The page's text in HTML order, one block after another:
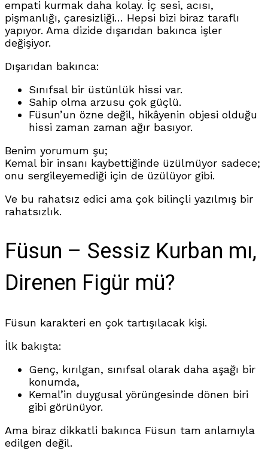
empati kurmak daha kolay. İç sesi, acısı,
pişmanlığı, çaresizliği… Hepsi bizi biraz taraflı
yapıyor. Ama dizide dışarıdan bakınca işler
değişiyor.
Dışarıdan bakınca:
Sınıfsal bir üstünlük hissi var.
Sahip olma arzusu çok güçlü.
Füsun’un özne değil, hikâyenin objesi olduğu
hissi zaman zaman ağır basıyor.
Benim yorumum şu;
Kemal bir insanı kaybettiğinde üzülmüyor sadece;
onu sergileyemediği için de üzülüyor gibi.
Ve bu rahatsız edici ama çok bilinçli yazılmış bir
rahatsızlık.
Füsun – Sessiz Kurban mı,
Direnen Figür mü?
Füsun karakteri en çok tartışılacak kişi.
İlk bakışta:
Genç, kırılgan, sınıfsal olarak daha aşağı bir
konumda,
Kemal’in duygusal yörüngesinde dönen biri
gibi görünüyor.
Ama biraz dikkatli bakınca Füsun tam anlamıyla
edilgen değil.